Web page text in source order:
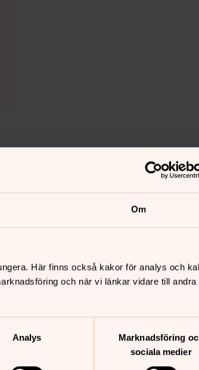
Om
Här finns också kakor för analys och
och när vi länkar vidare till andra
Analys
Marknadsföring
sociala medier